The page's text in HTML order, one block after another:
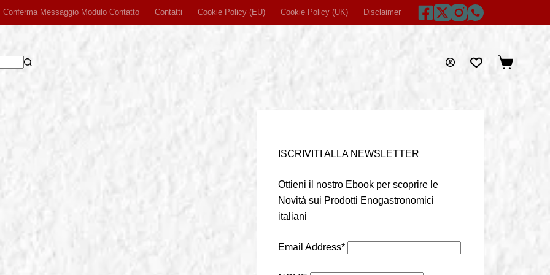
Conferma Messaggio Modulo Contatto Contatti Cookie Policy (EU) Cookie Policy (UK) Disclaimer Home Imprint
Carrello
ISCRIVITI ALLA NEWSLETTER
Ottieni il nostro Ebook per scoprire le
Novità sui Prodotti Enogastronomici
italiani
Email Address*